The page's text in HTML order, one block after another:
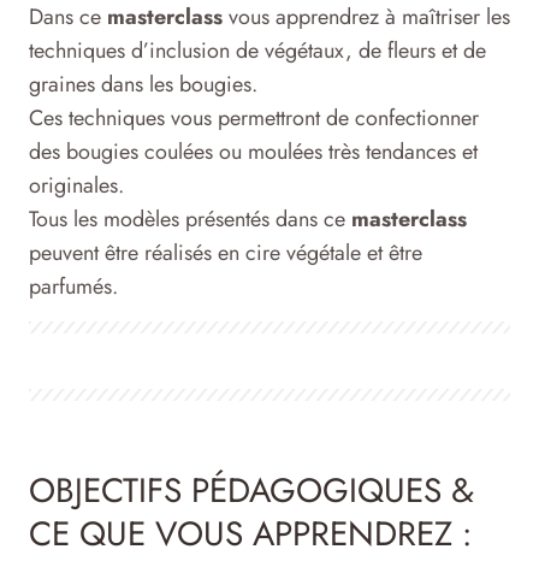
Dans ce masterclassvous apprendrez à maîtriser les
techniques d’inclusion de végétaux, de fleurs et de
graines dans les bougies.
Ces techniques vous permettront de confectionner
des bougies coulées ou moulées très tendances et
originales.
Tous les modèles présentés dans ce masterclass
peuvent être réalisés en cire végétale et être
parfumés.
OBJECTIFS PÉDAGOGIQUES &
CE QUE VOUS APPRENDREZ :